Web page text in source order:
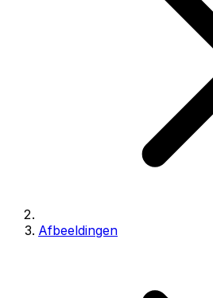
Afbeeldingen